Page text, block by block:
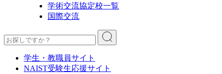
学術交流協定校一覧
国際交流
学生・教職員サイト
NAIST受験生応援サイト